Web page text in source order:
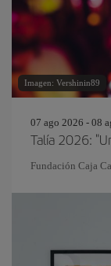
Imagen: Vershinin89
07 ago 2026 - 08
Talía 2026:
Fundación Caja